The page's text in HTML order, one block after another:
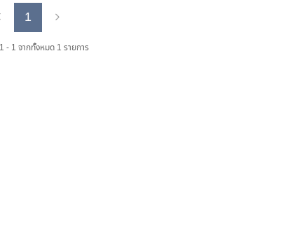
Previous
1
- 1 จากทั้งหมด 1 รายการ